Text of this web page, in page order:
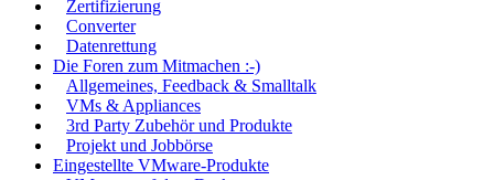
Zertifizierung
Converter
Datenrettung
Die Foren zum Mitmachen :-)
Allgemeines, Feedback & Smalltalk
VMs & Appliances
3rd Party Zubehör und Produkte
Projekt und Jobbörse
Eingestellte VMware-Produkte